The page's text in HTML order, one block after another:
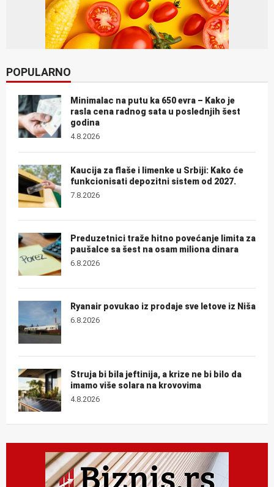
POPULARNO
Minimalac na putu ka 650 evra – Kako je
rasla cena radnog sata u poslednjih šest
godina
4.8.2026
Kaucija za flaše i limenke u Srbiji: Kako će
funkcionisati depozitni sistem od 2027.
7.8.2026
Preduzetnici traže hitno povećanje limita za
paušalce sa šest na osam miliona dinara
6.8.2026
Ryanair povukao iz prodaje sve letove iz Niša
6.8.2026
Struja bi bila jeftinija, a krize ne bi bilo da
imamo više solara na krovovima
4.8.2026